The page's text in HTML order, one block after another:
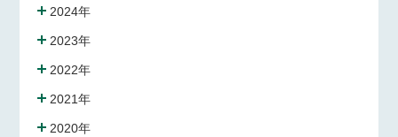
2024年
2023年
2022年
2021年
2020年